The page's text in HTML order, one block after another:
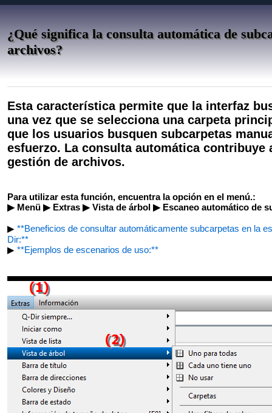
¿Qué significa la consulta automática de
archivos?
Esta característica permite que la interfaz
una vez que se selecciona una carpeta
que los usuarios busquen subcarpetas
esfuerzo. La consulta automática contribuye
gestión de archivos.
Para utilizar esta función, encuentra la opción en el menú.:
▶ Menü ▶ Extras ▶ Vista de árbol ▶ Escaneo automático de
▶ **Beneficios de consultar automáticamente subcarpetas en la
Dir:**
▶ **Ejemplos de escenarios de uso:**